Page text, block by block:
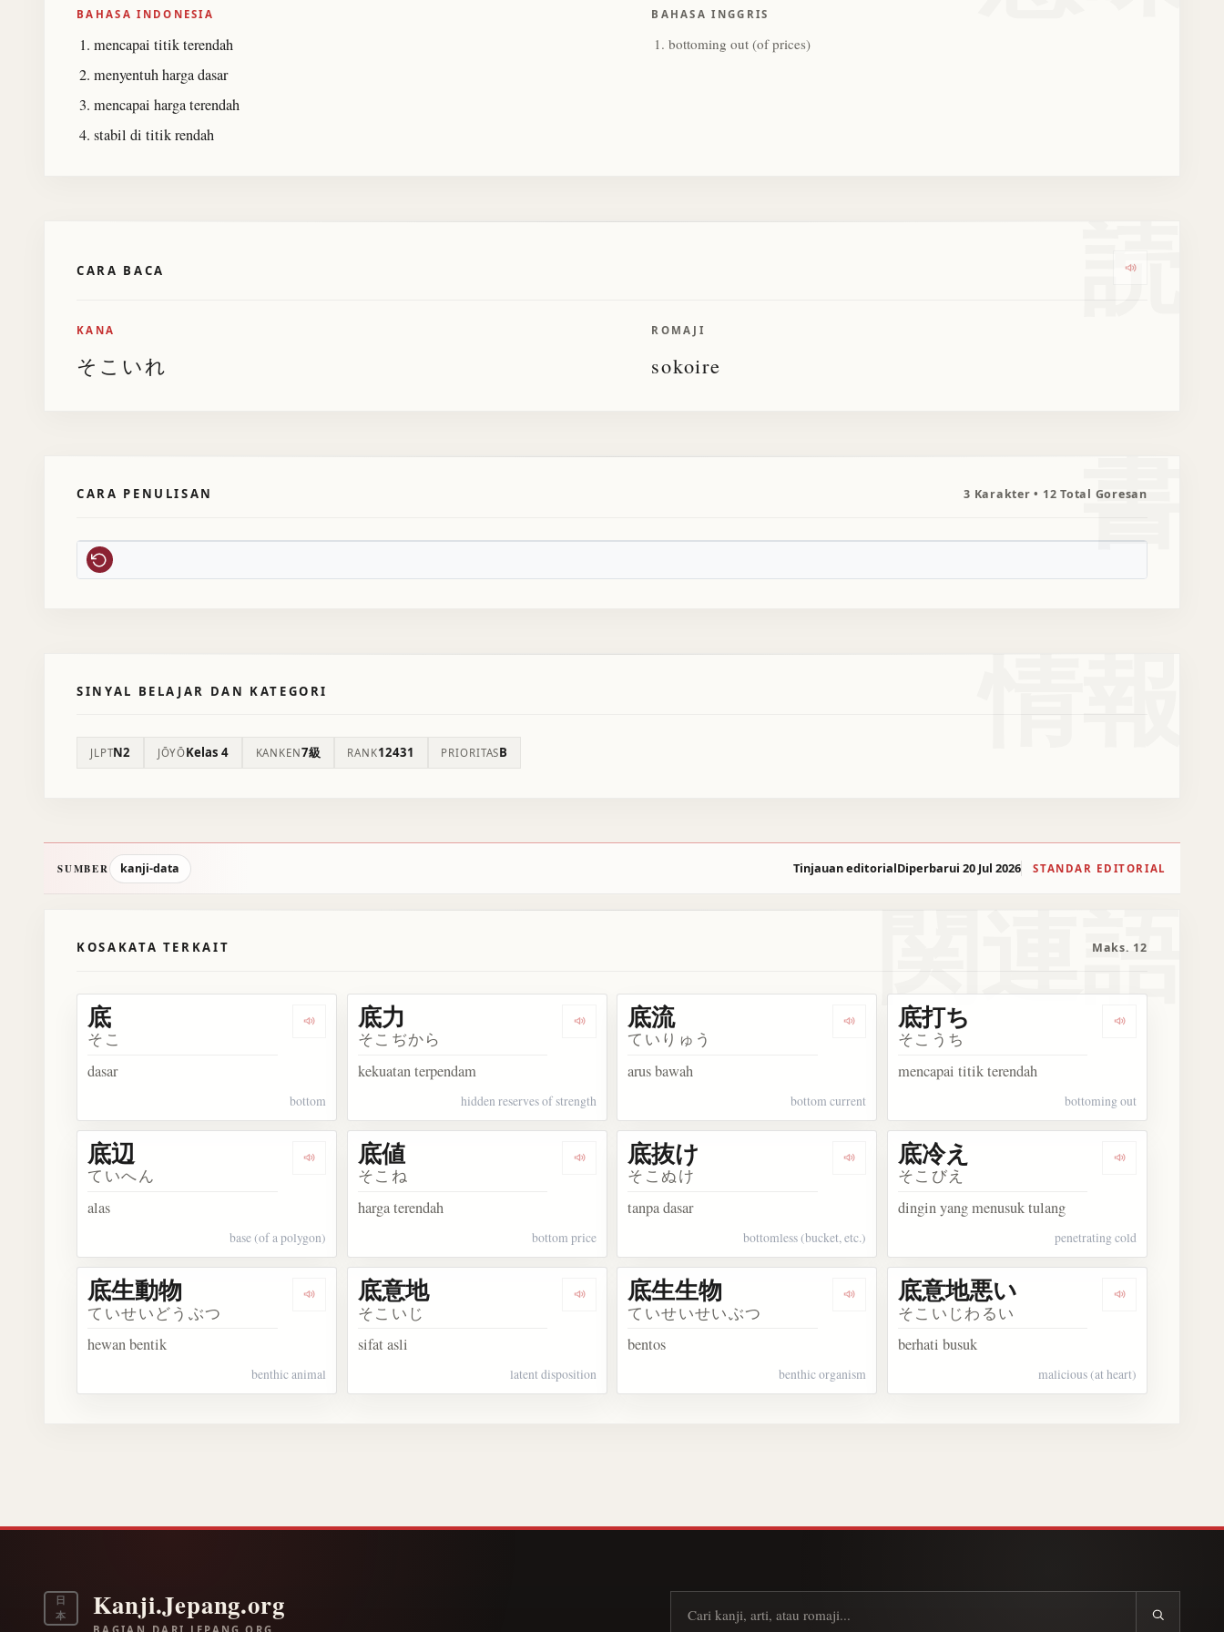
BAHASA INDONESIA
mencapai titik terendah
menyentuh harga dasar
mencapai harga terendah
stabil di titik rendah
BAHASA INGGRIS
bottoming out (of prices)
読
CARA BACA Dengarkan
KANA
そこいれ
ROMAJI
sokoire
書
CARA PENULISAN 3 Karakter • 12 Total Goresan
SINYAL BELAJAR DAN KATEGORI
JLPTN2 JŌYŌKelas 4 KANKEN7級 RANK12431 PRIORITASB
SUMBER kanji-data Tinjauan editorialDiperbarui 20 Jul 2026 STANDAR EDITORIAL
関連語
KOSAKATA TERKAIT Maks. 12
Dengarkan 底
底
そこ
dasar
bottom
Dengarkan 底力
底力
そこぢから
kekuatan terpendam
hidden reserves of strength
Dengarkan 底流
底流
ていりゅう
arus bawah
bottom current
Dengarkan 底打
底打ち
そこうち
mencapai titik terendah
bottoming out
Dengarkan 底辺
底辺
ていへん
alas
base (of a polygon)
Dengarkan 底値
底値
そこね
harga terendah
bottom price
Dengarkan 底抜け
底抜け
そこぬけ
tanpa dasar
bottomless (bucket, etc.)
Dengarkan 底冷
底冷え
そこびえ
dingin yang menusuk tulang
penetrating cold
Dengarkan 底生動物
底生動物
ていせいどうぶつ
hewan bentik
benthic animal
Dengarkan 底意地
底意地
そこいじ
sifat asli
latent disposition
Dengarkan 底生生物
底生生物
ていせいせいぶつ
bentos
benthic organism
Dengarkan 底意
底意地悪い
そこいじわるい
berhati busuk
malicious (at heart)
日
本
Kanji.Jepang.org
Cari kanji